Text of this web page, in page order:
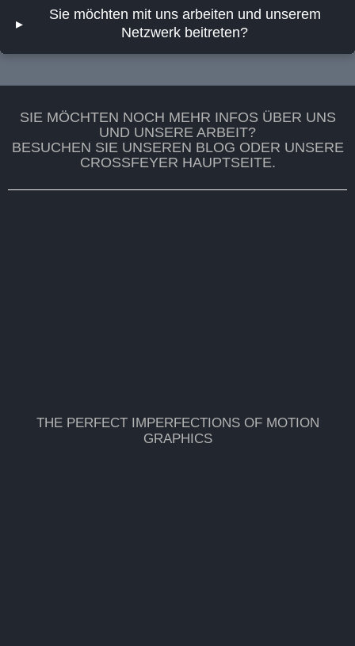
▸
Sie möchten mit uns arbeiten und unserem
Netzwerk beitreten?
SIE MÖCHTEN NOCH MEHR INFOS ÜBER UNS
UND UNSERE ARBEIT?
BESUCHEN SIE UNSEREN BLOG ODER UNSERE
CROSSFEYER HAUPTSEITE.
THE PERFECT IMPERFECTIONS OF MOTION
GRAPHICS